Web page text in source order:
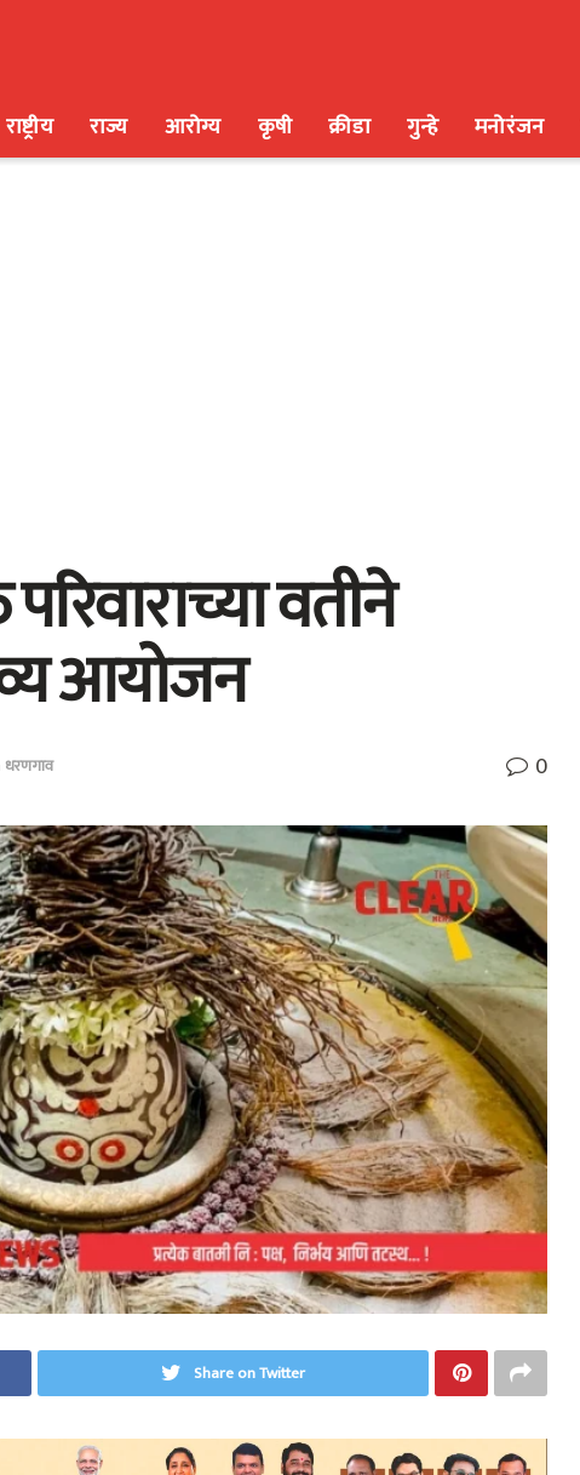
राष्ट्रीय राज्य आरोग्य कृषी क्रीडा गुन्हे मनोरंजन
वतीने
आयोजन
धरणगाव 0
Share on Twitter